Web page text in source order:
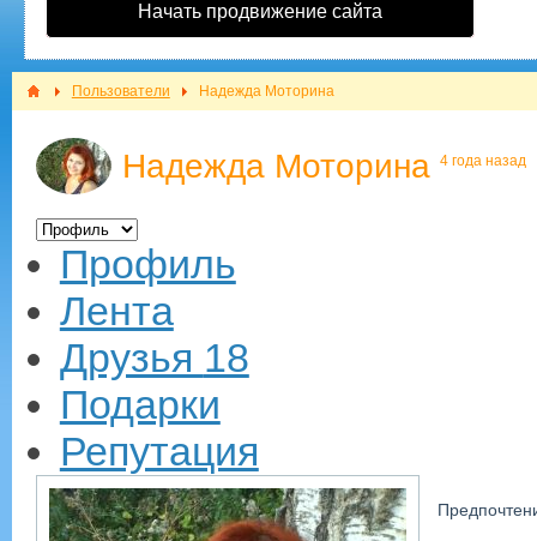
Начать продвижение сайта
Пользователи Надежда Моторина
Надежда Моторина 4 года назад
Профиль
Лента
Друзья 18
Подарки
Репутация